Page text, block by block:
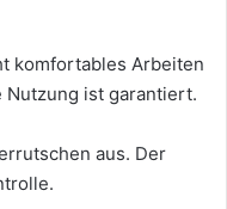
komfortables Arbeiten
Nutzung ist garantiert.
aus. Der